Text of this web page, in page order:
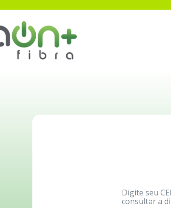
Digite seu
consultar a